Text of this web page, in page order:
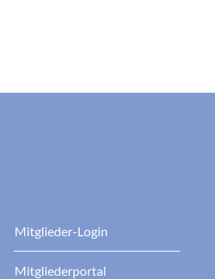
Mitglieder-Login
Mitgliederportal